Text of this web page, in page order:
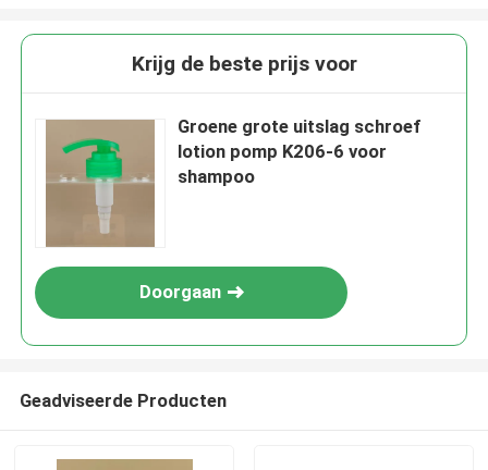
Krijg de beste prijs voor
Groene grote uitslag schroef
lotion pomp K206-6 voor
shampoo
Doorgaan
Geadviseerde Producten